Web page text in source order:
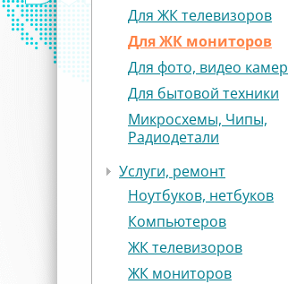
Для ЖК телевизоров
Для ЖК мониторов
Для фото, видео камер
Для бытовой техники
Микросхемы, Чипы,
Радиодетали
Услуги, ремонт
Ноутбуков, нетбуков
Компьютеров
ЖК телевизоров
ЖК мониторов